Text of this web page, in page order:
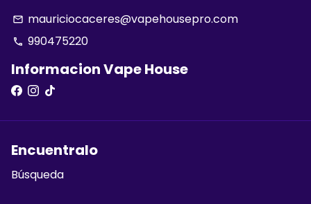
email mauriciocaceres@vapehousepro.com
phone 990475220
Informacion Vape House
Encuentralo
Búsqueda